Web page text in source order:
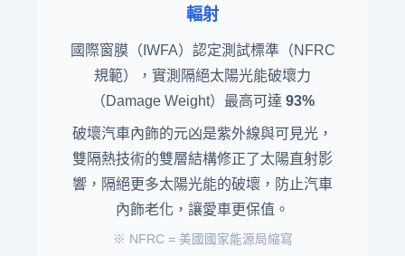
輻射
國際窗膜（IWFA）認定測試標準（NFRC
規範），實測隔絕太陽光能破壞力
（Damage Weight）最高可達 93%
破壞汽車內飾的元凶是紫外線與可見光，
雙隔熱技術的雙層結構修正了太陽直射影
響，隔絕更多太陽光能的破壞，防止汽車
內飾老化，讓愛車更保值。
※ NFRC = 美國國家能源局縮寫